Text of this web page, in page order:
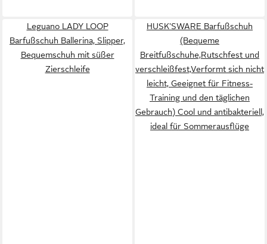
Leguano LADY LOOP
Barfußschuh Ballerina, Slipper,
Bequemschuh mit süßer
Zierschleife
HUSK'SWARE Barfußschuh
(Bequeme
Breitfußschuhe,Rutschfest und
verschleißfest,Verformt sich nicht
leicht, Geeignet für Fitness-
Training und den täglichen
Gebrauch) Cool und antibakteriell,
ideal für Sommerausflüge